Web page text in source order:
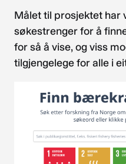
Målet til prosjektet har
søkestrenger for å
for så å vise, og viss
tilgjengelege for alle i